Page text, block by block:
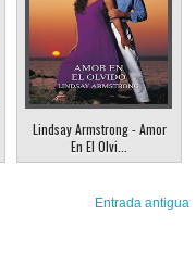
Lindsay Armstrong - Amor
En El Olvi...
Entrada antigua